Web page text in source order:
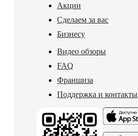
Акции
Сделаем за вас
Бизнесу
Видео обзоры
FAQ
Франшиза
Поддержка и контакты